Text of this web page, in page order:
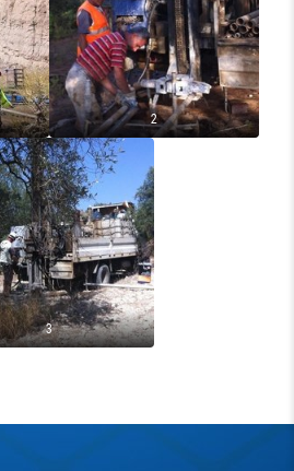
2
3